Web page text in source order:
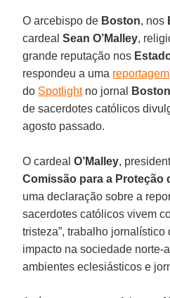
O arcebispo de Boston, nos
cardealSean O’Malley,
grande reputação nos
respondeu a uma reportagem
do Spotlightno jornal
de sacerdotes católicos
agosto passado.
O cardealO’Malley,
Comissão para a Proteção
uma declaração sobre a
sacerdotes católicos vivem
tristeza”, trabalho
impacto na sociedade norte-
ambientes eclesiásticos e